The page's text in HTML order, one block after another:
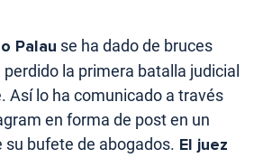
Palau se ha dado de bruces
la primera batalla judicial
Así lo ha comunicado a través
en forma de post en un
bufete de abogados. El juez